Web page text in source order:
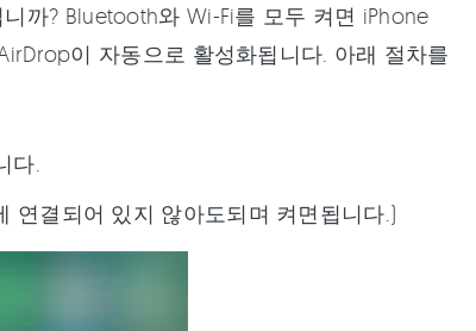
까? Bluetooth와 Wi-Fi를 모두 켜면 iPhone
이 자동으로 활성화됩니다. 아래 절차를
다.
연결되어 있지 않아도되며 켜면됩니다.)